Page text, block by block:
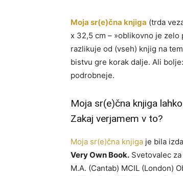
Moja sr(e)čna knjiga (trda
x 32,5 cm – »oblikovno je
razlikuje od (vseh) knjig na
bistvu gre korak dalje. Ali
podrobneje.
Moja sr(e)čna knjiga
Zakaj verjamem v to?
Moja sr(e)čna knjiga je bila
Very Own Book. Svetovalec
M.A. (Cantab) MCIL (London)